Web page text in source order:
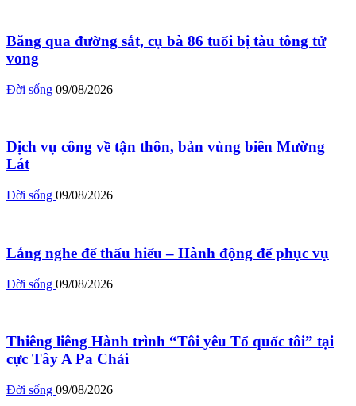
Băng qua đường sắt, cụ bà 86 tuổi bị tàu tông tử
vong
Đời sống 09/08/2026
Dịch vụ công về tận thôn, bản vùng biên Mường
Lát
Đời sống 09/08/2026
Lắng nghe để thấu hiểu – Hành động để phục vụ
Đời sống 09/08/2026
Thiêng liêng Hành trình “Tôi yêu Tổ quốc tôi” tại
cực Tây A Pa Chải
Đời sống 09/08/2026